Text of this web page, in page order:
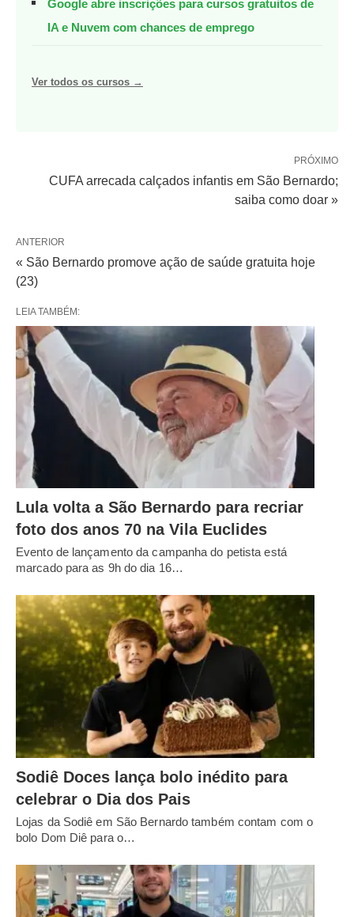
Google abre inscrições para cursos gratuitos de
IA e Nuvem com chances de emprego
Ver todos os cursos →
PRÓXIMO
CUFA arrecada calçados infantis em São Bernardo;
saiba como doar »
ANTERIOR
« São Bernardo promove ação de saúde gratuita hoje
(23)
LEIA TAMBÉM:
Lula volta a São Bernardo para recriar
foto dos anos 70 na Vila Euclides
Evento de lançamento da campanha do petista está
marcado para as 9h do dia 16…
Sodiê Doces lança bolo inédito para
celebrar o Dia dos Pais
Lojas da Sodiê em São Bernardo também contam com o
bolo Dom Diê para o…